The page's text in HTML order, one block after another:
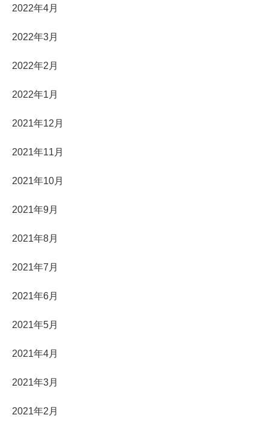
2022年4月
2022年3月
2022年2月
2022年1月
2021年12月
2021年11月
2021年10月
2021年9月
2021年8月
2021年7月
2021年6月
2021年5月
2021年4月
2021年3月
2021年2月